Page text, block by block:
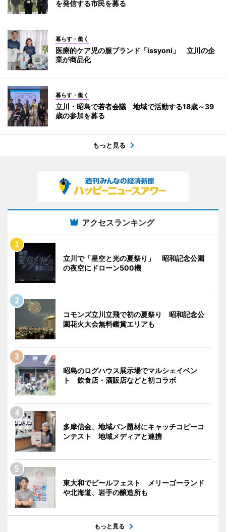
を発信する市民を募る
暮らす・働く
医療的ケア児の服ブランド「issyoni」 立川の企
業が商品化
暮らす・働く
立川・昭島で若者会議 地域で活動する18歳～39
歳の参加を募る
もっと見る
アクセスランキング
立川で「星空と光の夏祭り」 昭和記念公園
の夜空にドローン500機
コモンズ立川立飛で初の夏祭り 昭和記念公
園花火大会無料鑑賞エリアも
昭島のログハウス展示場でマルシェイベン
ト 飲食店・酒販店などと初コラボ
多摩信金、地域パン題材にキャッチコピーコ
ンテスト 地域メディアと連携
東大和でビールフェスト メリーゴーランド
や北海道、岩手の醸造所も
もっと見る